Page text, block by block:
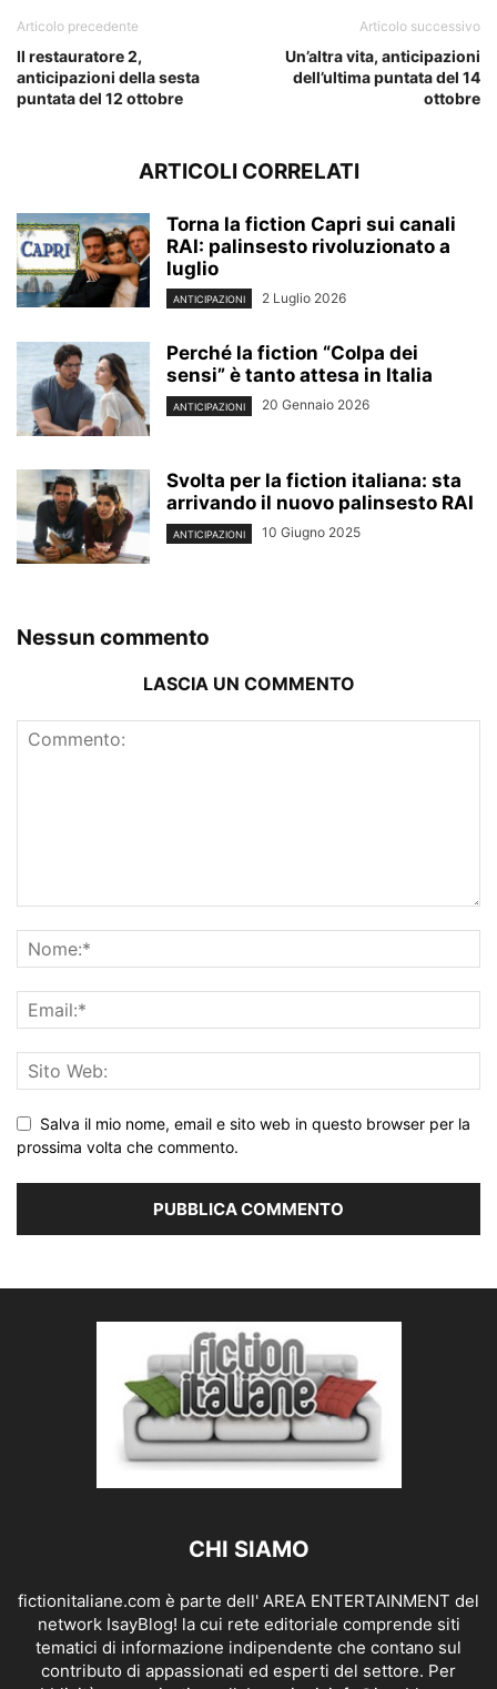
Articolo precedente
Il restauratore 2,
anticipazioni della sesta
puntata del 12 ottobre
Articolo successivo
Un’altra vita, anticipazioni
dell’ultima puntata del 14
ottobre
ARTICOLI CORRELATI
Torna la fiction Capri sui canali
RAI: palinsesto rivoluzionato a
luglio
ANTICIPAZIONI 2 Luglio 2026
Perché la fiction “Colpa dei
sensi” è tanto attesa in Italia
ANTICIPAZIONI 20 Gennaio 2026
Svolta per la fiction italiana: sta
arrivando il nuovo palinsesto RAI
ANTICIPAZIONI 10 Giugno 2025
Nessun commento
LASCIA UN COMMENTO
Salva il mio nome, email e sito web in questo browser per la
prossima volta che commento.
CHI SIAMO
fictionitaliane.com è parte dell' AREA ENTERTAINMENT del
network IsayBlog! la cui rete editoriale comprende siti
tematici di informazione indipendente che contano sul
contributo di appassionati ed esperti del settore. Per